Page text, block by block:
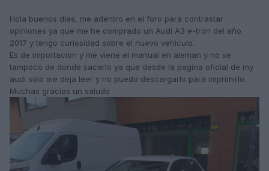
Hola buenos dias, me adentro en el foro para contrastar
opiniones ya que me he comprado un Audi A3 e-tron del año
2017 y tengo curiosidad sobre el nuevo vehiculo.
Es de importacion y me viene el manual en aleman y no se
tampoco de donde sacarlo ya que desde la pagina oficial de my
audi solo me deja leer y no puedo descargarlo para imprimirlo.
Muchas gracias un saludo